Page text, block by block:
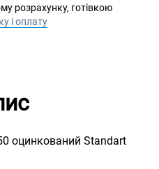
розрахунку, готівкою
і оплату
оцинкований Standart